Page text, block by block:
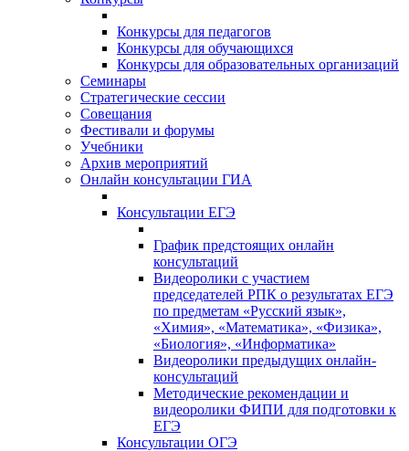
Конкурсы для педагогов
Конкурсы для обучающихся
Конкурсы для образовательных организаций
Семинары
Стратегические сессии
Совещания
Фестивали и форумы
Учебники
Архив мероприятий
Онлайн консультации ГИА
Консультации ЕГЭ
График предстоящих онлайн
консультаций
Видеоролики с участием
председателей РПК о результатах ЕГЭ
по предметам «Русский язык»,
«Химия», «Математика», «Физика»,
«Биология», «Информатика»
Видеоролики предыдущих онлайн-
консультаций
Методические рекомендации и
видеоролики ФИПИ для подготовки к
ЕГЭ
Консультации ОГЭ